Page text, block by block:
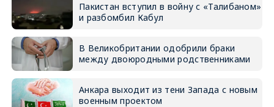
Пакистан вступил в войну с «Талибаном»
и разбомбил Кабул
В Великобритании одобрили браки
между двоюродными родственниками
Анкара выходит из тени Запада с новым
военным проектом